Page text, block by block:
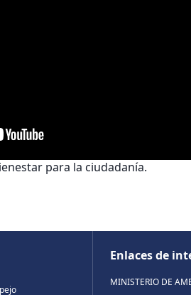
para la ciudadanía.
Enlaces de
MINISTERIO DE